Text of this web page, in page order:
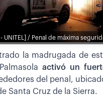
UNITEL] / Penal de máxima
la madrugada de
activó un
del penal,
Santa Cruz de la Sierra.